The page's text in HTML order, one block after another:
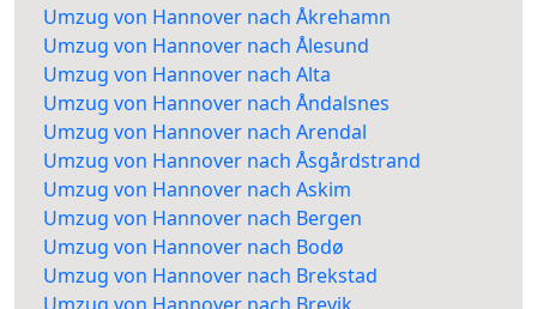
Umzug von Hannover nach Åkrehamn
Umzug von Hannover nach Ålesund
Umzug von Hannover nach Alta
Umzug von Hannover nach Åndalsnes
Umzug von Hannover nach Arendal
Umzug von Hannover nach Åsgårdstrand
Umzug von Hannover nach Askim
Umzug von Hannover nach Bergen
Umzug von Hannover nach Bodø
Umzug von Hannover nach Brekstad